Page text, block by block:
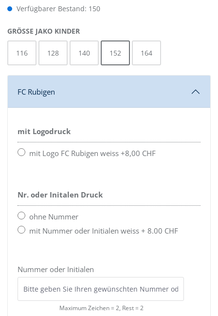
Verfügbarer Bestand: 150
GRÖSSE JAKO KINDERAUSWÄHLEN
116 128 140 152 164
FC Rubigen
mit Logodruck
mit Logo FC Rubigen weiss +8,00 CHF
Nr. oder Initalen Druck
ohne Nummer
mit Nummer oder Initialen weiss + 8.00 CHF
Nummer oder Initialen
Maximum Zeichen = 2, Rest = 2